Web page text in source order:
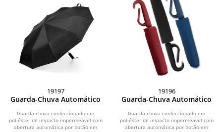
19197
Guarda-Chuva Automático
Guarda-chuva confeccionado em
poliéster de impacto impermeável com
abertura automática por botão em
19196
Guarda-Chuva Automático
Guarda-chuva confeccionado em
poliéster de impacto impermeável com
abertura automática por botão em